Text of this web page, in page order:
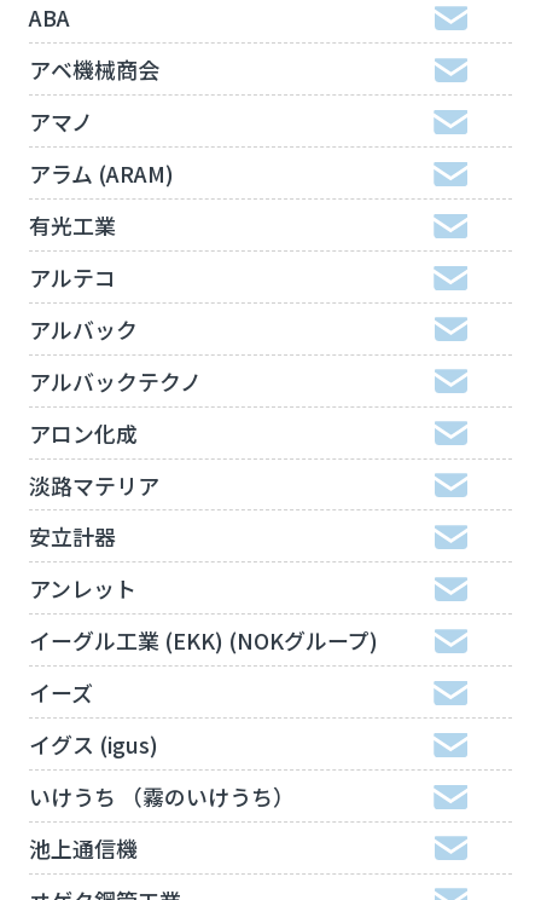
ABA
アベ機械商会
アマノ
アラム (ARAM)
有光工業
アルテコ
アルバック
アルバックテクノ
アロン化成
淡路マテリア
安立計器
アンレット
イーグル工業 (EKK) (NOKグループ)
イーズ
イグス (igus)
いけうち （霧のいけうち）
池上通信機